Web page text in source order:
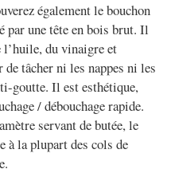
égalementle bouchon
par une tête en bois brut. Il
du vinaigre et
tâcher ni les nappes ni les
goutte. Il est esthétique,
/ débouchage rapide.
servant de butée, le
à la plupart des cols de